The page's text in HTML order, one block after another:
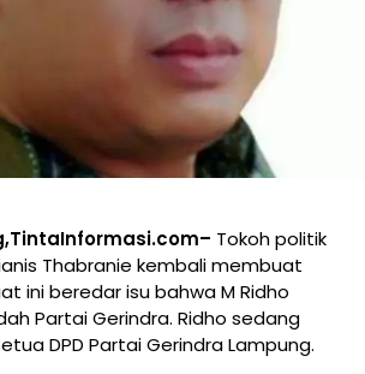
Tokoh politik
Thabranie kembali membuat
ini beredar isu bahwa M Ridho
Partai Gerindra. Ridho sedang
DPD Partai Gerindra Lampung.